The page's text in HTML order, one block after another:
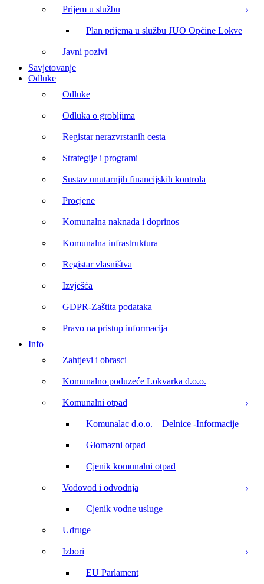
Prijem u službu
Plan prijema u službu JUO Općine Lokve
Javni pozivi
Savjetovanje
Odluke
Odluke
Odluka o grobljima
Registar nerazvrstanih cesta
Strategije i programi
Sustav unutarnjih financijskih kontrola
Procjene
Komunalna naknada i doprinos
Komunalna infrastruktura
Registar vlasništva
Izvješća
GDPR-Zaštita podataka
Pravo na pristup informacija
Info
Zahtjevi i obrasci
Komunalno poduzeće Lokvarka d.o.o.
Komunalni otpad
Komunalac d.o.o. – Delnice -Informacije
Glomazni otpad
Cjenik komunalni otpad
Vodovod i odvodnja
Cjenik vodne usluge
Udruge
Izbori
EU Parlament